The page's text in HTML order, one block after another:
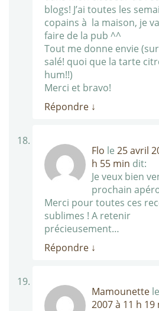
blogs! J’ai toutes les
copains à la maison, je
faire de la pub ^^
Tout me donne envie
salé! quoi que la tarte
hum!!)
Merci et bravo!
Répondre ↓
Flo le 25 avril
h 55 min dit:
Je veux bien
prochain
Merci pour toutes ces
sublimes ! A retenir
précieusement…
Répondre ↓
Mamounette le
2007 à 11 h 19